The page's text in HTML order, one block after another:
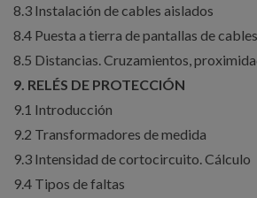
8.3 Instalación de cables aislados
8.4 Puesta a tierra de pantallas de cables
8.5 Distancias. Cruzamientos,
9. RELÉS DE PROTECCIÓN
9.1 Introducción
9.2 Transformadores de medida
9.3 Intensidad de cortocircuito. Cálculo
9.4 Tipos de faltas